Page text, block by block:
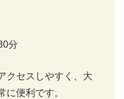
分
クセスしやすく、大
に便利です。